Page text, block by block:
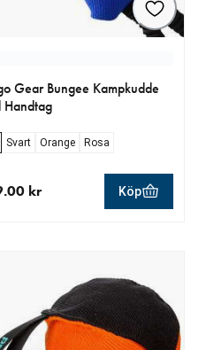
Gear Bungee Kampkudde
Handtag
Svart Orange Rosa
kr Köp